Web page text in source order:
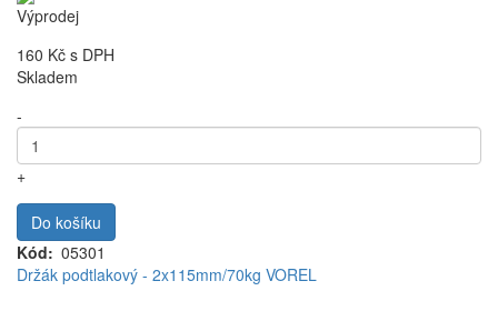
Výprodej
160 Kč s DPH
Skladem
-
+
Do košíku
Kód
05301
Držák podtlakový - 2x115mm/70kg VOREL